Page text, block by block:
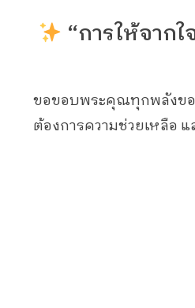
“การให้จาก
ขอขอบพระคุณทุกพลังข
ต้องการความช่วยเหลือ​